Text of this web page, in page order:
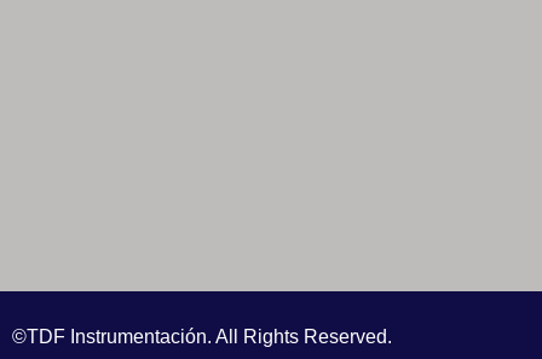
©TDF Instrumentación. All Rights Reserved.